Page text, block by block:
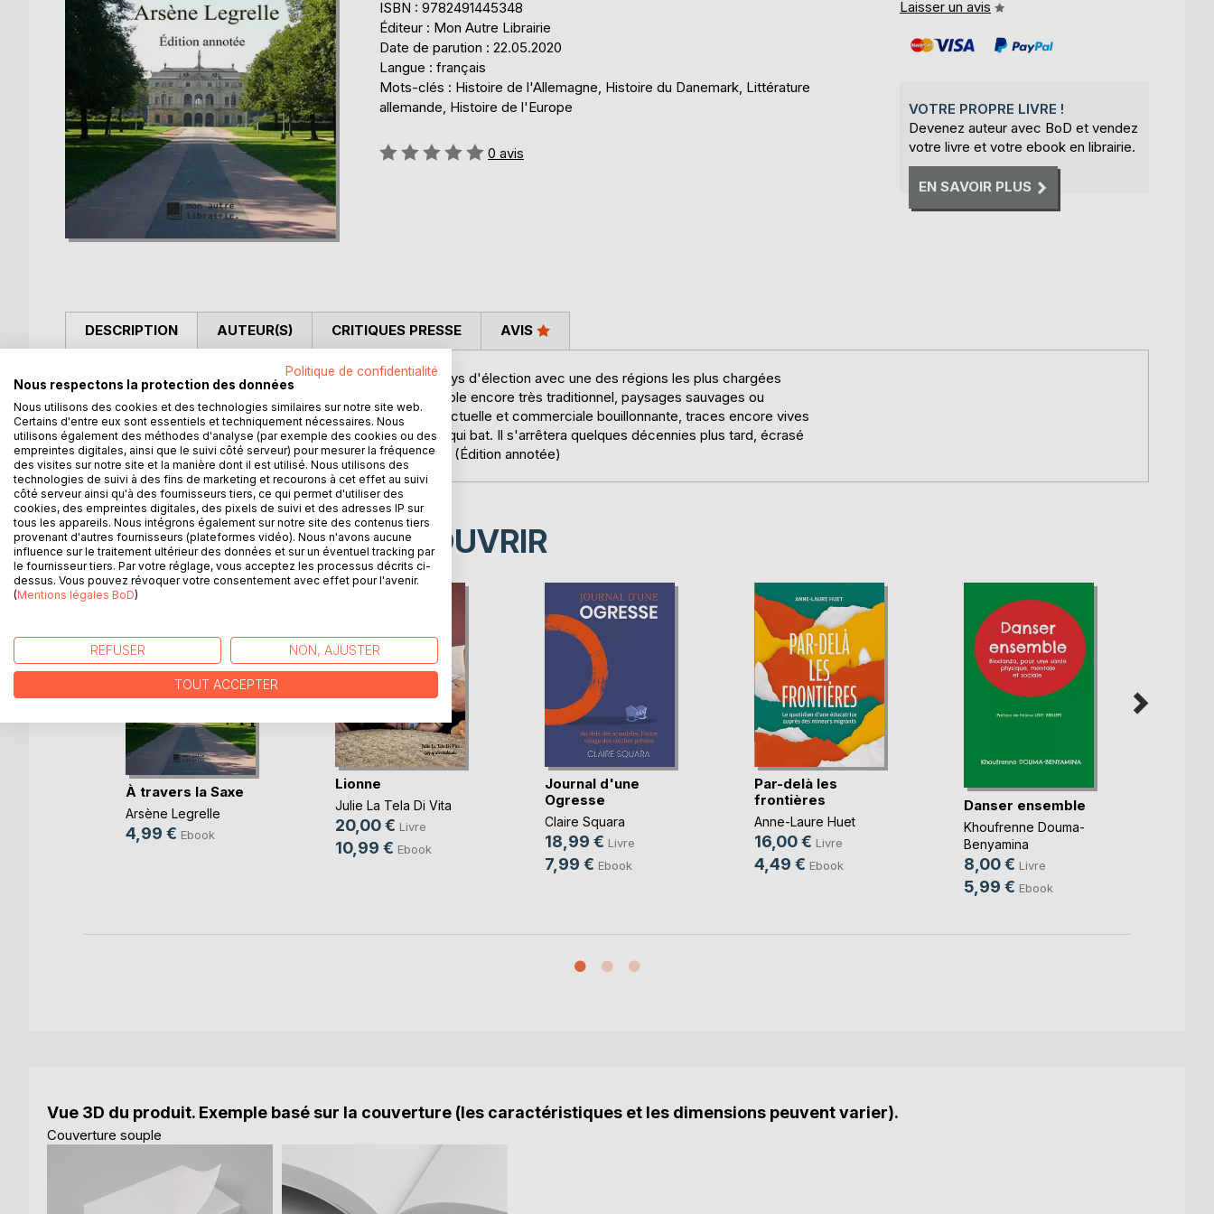
ISBN : 9782491445348
Éditeur : Mon Autre Librairie
Date de parution : 22.05.2020
Langue : français
Mots-clés : Histoire de l'Allemagne, Histoire du Danemark, Littérature
allemande, Histoire de l'Europe
Évaluation:
0 avis
Laisser un avis
VOTRE PROPRE LIVRE !
Devenez auteur avec BoD et vendez
votre livre et votre ebook en librairie.
EN SAVOIR PLUS
DESCRIPTION
Rencontre attendrie d'un germaniste amoureux de son pays d'élection avec une des régions les plus chargées
d'histoire de l'Allemagne. Simplicité et cordialité d'un peuple encore très traditionnel, paysages sauvages ou
agricoles idylliques, villes bruissantes d'une activité intellectuelle et commerciale bouillonnante, traces encore vives
des plus grands écrivains d'Europe, la Saxe est un coeur qui bat. Il s'arrêtera quelques décennies plus tard, écrasé
par les abominations politiques et militaires du XXe siècle. (Édition annotée)
AUTEUR(S) CRITIQUES PRESSE AVIS
D’AUTRES TITRES À DÉCOUVRIR
À travers la Saxe
Arsène Legrelle
4,99 € Ebook
Lionne
Julie La Tela Di Vita
20,00 € Livre
10,99 € Ebook
Journal d'une
Ogresse
Claire Squara
18,99 € Livre
7,99 € Ebook
Par-delà les
frontières
Anne-Laure Huet
16,00 € Livre
4,49 € Ebook
Danser ensemble
Khoufrenne Douma-
Benyamina
8,00 € Livre
5,99 € Ebook
Vue 3D du produit. Exemple basé sur la couverture (les caractéristiques et les dimensions peuvent varier).
Couverture souple
Politique de confidentialité
Nous respectons la protection des données
Nous utilisons des cookies et des technologies similaires sur notre site web.
Certains d'entre eux sont essentiels et techniquement nécessaires. Nous
utilisons également des méthodes d'analyse (par exemple des cookies ou des
empreintes digitales, ainsi que le suivi côté serveur) pour mesurer la fréquence
des visites sur notre site et la manière dont il est utilisé. Nous utilisons des
technologies de suivi à des fins de marketing et recourons à cet effet au suivi
côté serveur ainsi qu'à des fournisseurs tiers, ce qui permet d'utiliser des
cookies, des empreintes digitales, des pixels de suivi et des adresses IP sur
tous les appareils. Nous intégrons également sur notre site des contenus tiers
provenant d'autres fournisseurs (plateformes vidéo). Nous n'avons aucune
influence sur le traitement ultérieur des données et sur un éventuel tracking par
le fournisseur tiers. Par votre réglage, vous acceptez les processus décrits ci-
dessus. Vous pouvez révoquer votre consentement avec effet pour l'avenir.
(Mentions légales BoD)
REFUSER NON, AJUSTER
TOUT ACCEPTER